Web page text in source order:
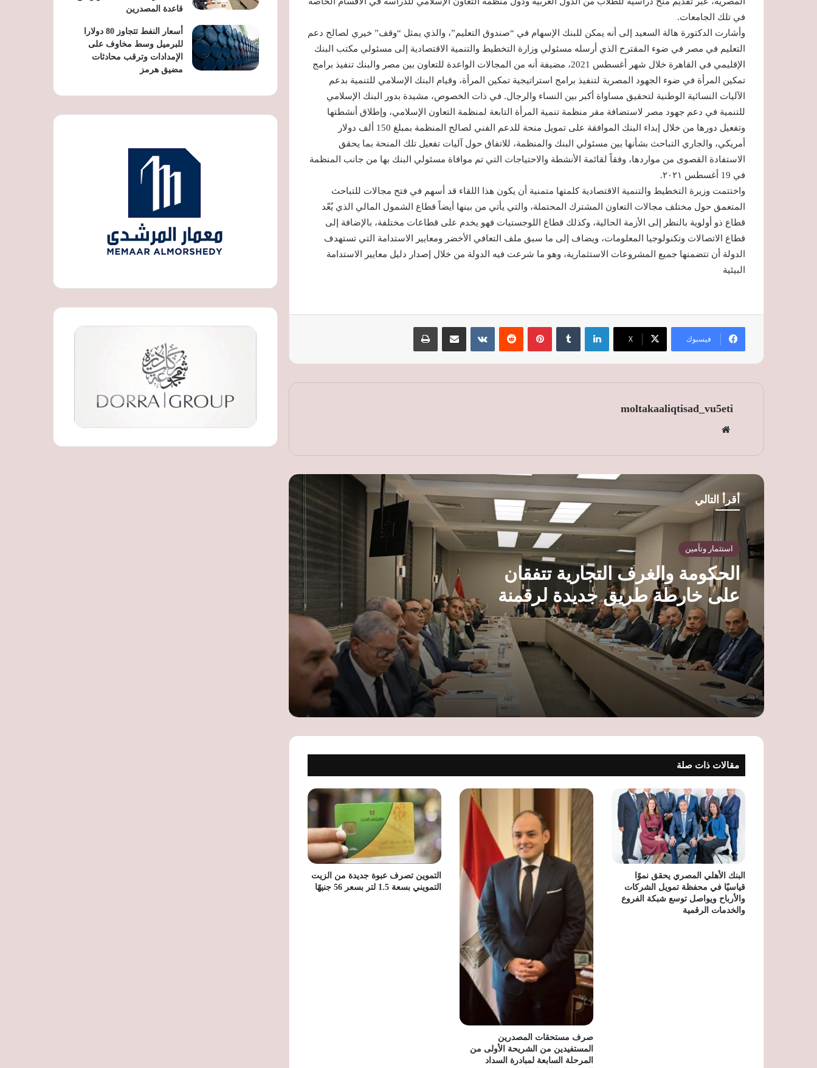
في تلك الجامعات.
وأشارت الدكتورة هالة السعيد إلى أنه يمكن للبنك الإسهام في “صندوق التعليم”، والذي يمثل “وقف” خيري لصالح دعم
التعليم في مصر في ضوء المقترح الذي أرسله مسئولي وزارة التخطيط والتنمية الاقتصادية إلى مسئولي مكتب البنك
الإقليمي في القاهرة خلال شهر أغسطس 2021، مضيفة أنه من المجالات الواعدة للتعاون بين مصر والبنك تنفيذ برامج
تمكين المرأة في ضوء الجهود المصرية لتنفيذ برامج استراتيجية تمكين المرأة، وقيام البنك الإسلامي للتنمية بدعم
الآليات النسائية الوطنية لتحقيق مساواة أكبر بين النساء والرجال. في ذات الخصوص، مشيدة بدور البنك الإسلامي
للتنمية في دعم جهود مصر لاستضافة مقر منظمة تنمية المرأة التابعة لمنظمة التعاون الإسلامي، وإطلاق أنشطتها
وتفعيل دورها من خلال إبداء البنك الموافقة على تمويل منحة للدعم الفني لصالح المنظمة بمبلغ 150 ألف دولار
أمريكي، والجاري التباحث بشأنها بين مسئولي البنك والمنظمة، للاتفاق حول آليات تفعيل تلك المنحة بما يحقق
الاستفادة القصوى من مواردها، وفقاً لقائمة الأنشطة والاحتياجات التي تم موافاة مسئولي البنك بها من جانب المنظمة
في 19 أغسطس ٢٠٢١.
واختتمت وزيرة التخطيط والتنمية الاقتصادية كلمتها متمنية أن يكون هذا اللقاء قد أسهم في فتح مجالات للتباحث
المتعمق حول مختلف مجالات التعاون المشترك المحتملة، والتي يأتي من بينها أيضاً قطاع الشمول المالي الذي يُعّد
قطاع ذو أولوية بالنظر إلى الأزمة الحالية، وكذلك قطاع اللوجستيات فهو يخدم على قطاعات مختلفة، بالإضافة إلى
قطاع الاتصالات وتكنولوجيا المعلومات، ويضاف إلى ما سبق ملف التعافي الأخضر ومعايير الاستدامة التي تستهدف
الدولة أن تتضمنها جميع المشروعات الاستثمارية، وهو ما شرعت فيه الدولة من خلال إصدار دليل معايير الاستدامة
البيئية
فيسبوك ‫X
لينكدإن بينتيريست
moltakaaliqtisad_vu5eti
الوي
ب
أقرأ التالي
استثمار وتأمين
الحكومة والغرف التجارية تتفقان
على خارطة طريق جديدة لرقمنة
الخدمات وتوسيع قاعدة المصدرين
الحكومة والغرف التجارية تتفقان على
خارطة طريق جديدة لرقمنة الخدمات
وتوسيع قاعدة المصدرين
الحيوي والصين في التكنولوجيا المتقدمة
محافظ الغربية يصدر قرارا بتعيين المستشار
أحمد صلاح محرم مستشارا قانونيا للمحافظة
تصاعد التوترات في الشرق الأوسط
النقل تطلق تحذيرات جديدة لركاب
القطارات: لا تعبروا المزلقانات المغلقة ولا
تصعدوا أثناء الحركة
أسعار الذهب ترتفع عالميًا لليوم الثاني رغم
انحسار التوتر في مضيق هرمز وترقب
بيانات الوظائف الأمريكية
محمد فريد: توطين اختبارات الجودة وفر 29
«يود البحر» أحدث مراحل YOUD برأس
الحكمة.. خصومات تصل إلى 50% ووحدات
جاهزة للاستلام
مقالات ذات صلة
البنك الأهلي المصري يحقق نموًا
قياسيًا في محفظة تمويل الشركات
والأرباح ويواصل توسع شبكة الفروع
والخدمات الرقمية
صرف مستحقات المصدرين
المستفيدين من الشريحة الأولى من
المرحلة السابعة لمبادرة السداد
التموين تصرف عبوة جديدة من الزيت
التمويني بسعة 1.5 لتر بسعر 56 جنيهًا
قاعدة المصدرين
أسعار النفط تتجاوز 80 دولارا
للبرميل وسط مخاوف على
الإمدادات وترقب محادثات
مضيق هرمز